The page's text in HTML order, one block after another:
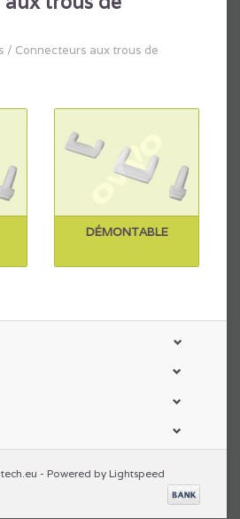
/ Connecteurs aux trous de
DÉMONTABLE
- Powered by Lightspeed